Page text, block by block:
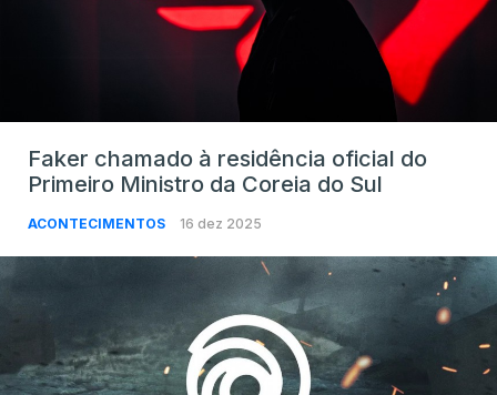
Faker chamado à residência oficial do
Primeiro Ministro da Coreia do Sul
ACONTECIMENTOS 16 dez 2025